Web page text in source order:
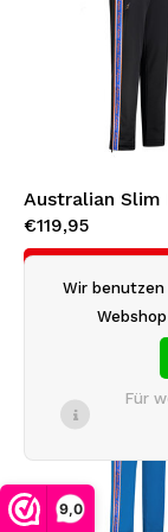
9,0
Australian Slim
mit Orange
Seitenstreifen
(Black)
€119,95
Wir
Für